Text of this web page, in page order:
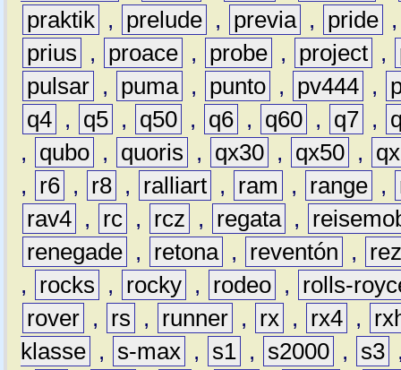
praktik , prelude , previa , pride
prius
, proace , probe , project ,
pulsar , puma , punto , pv444 ,
q4 , q5 , q50 , q6 , q60 , q7 ,
,
qubo , quoris , qx30 , qx50 ,
,
r6 , r8 , ralliart , ram , range ,
rav4 , rc , rcz , regata ,
renegade , retona , reventón ,
,
rocks , rocky , rodeo ,
rolls-
rover , rs , runner , rx , rx4 ,
klasse , s-max , s1 , s2000 , s3